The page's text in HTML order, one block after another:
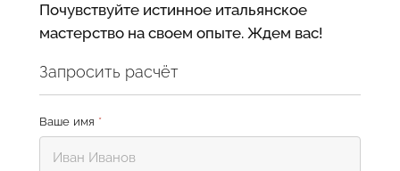
Почувствуйте истинное итальянское
мастерство на своем опыте. Ждем вас!
Запросить расчёт
Ваше имя *